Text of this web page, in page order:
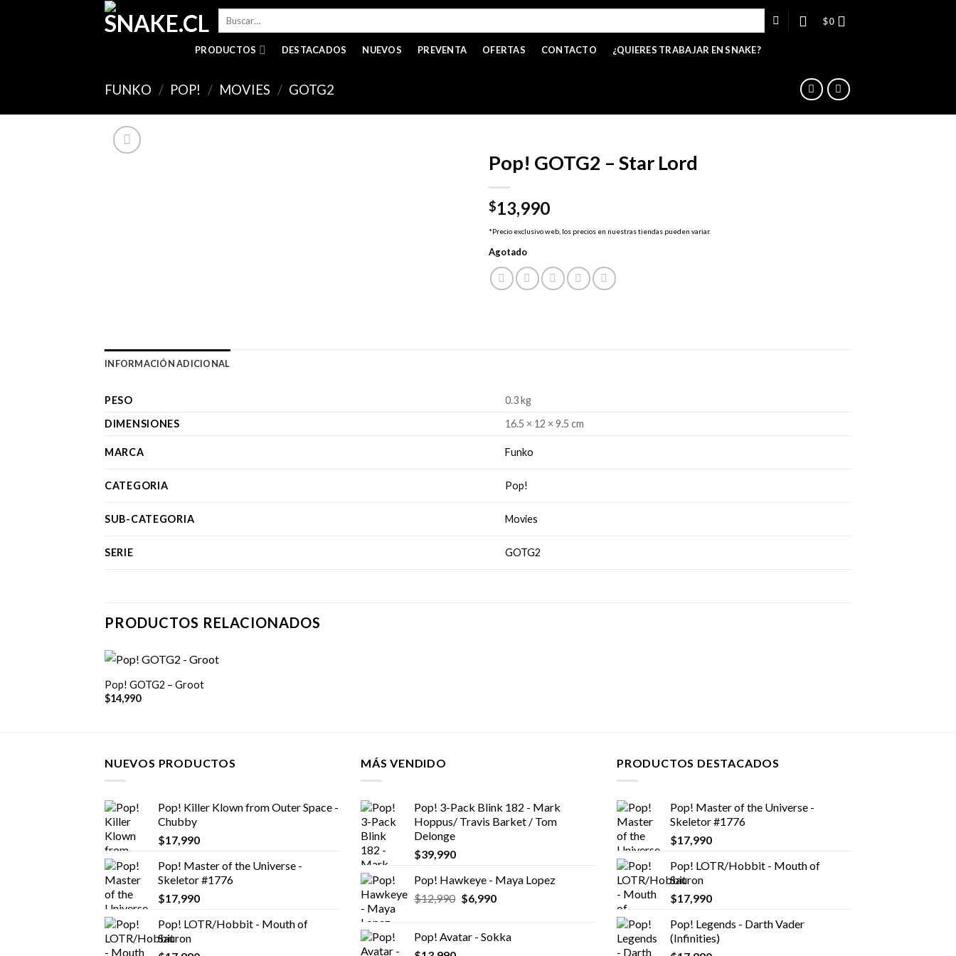
Buscar
$0
PRODUCTOS DESTACADOS NUEVOS PREVENTA OFERTAS CONTACTO ¿QUIERES TRABAJAR EN SNAKE?
FUNKO / POP! / MOVIES / GOTG2
Pop! GOTG2 – Star Lord
$13,990
*Precio exclusivo web, los precios en nuestras tiendas pueden variar.
Agotado
INFORMACIÓN ADICIONAL
PESO
0.3 kg
DIMENSIONES
16.5 × 12 × 9.5 cm
MARCA Funko
CATEGORIA Pop!
SUB-CATEGORIA Movies
SERIE GOTG2
PRODUCTOS RELACIONADOS
+
Pop! GOTG2 – Groot
$14,990
NUEVOS PRODUCTOS
Pop! Killer Klown from Outer Space -
Chubby
$17,990
Pop! Master of the Universe -
Skeletor #1776
$17,990
Pop! LOTR/Hobbit - Mouth of
Sauron
MÁS VENDIDO
Pop! 3-Pack Blink 182 - Mark
Hoppus/ Travis Barket / Tom
Delonge
$39,990
Pop! Hawkeye - Maya Lopez
$12,990 El
era:
$6,990El
es:
Pop! Avatar - Sokka
PRODUCTOS DESTACADOS
Pop! Master of the Universe -
Skeletor #1776
$17,990
Pop! LOTR/Hobbit - Mouth of
Sauron
$17,990
Pop! Legends - Darth Vader
(Infinities)